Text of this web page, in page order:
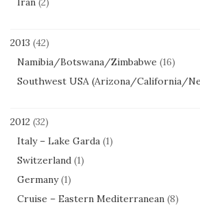
2013 (42)
Namibia/Botswana/Zimbabwe (16)
Southwest USA (Arizona/California/
2012 (32)
Italy – Lake Garda (1)
Switzerland (1)
Germany(1)
Cruise – Eastern Mediterranean (8)